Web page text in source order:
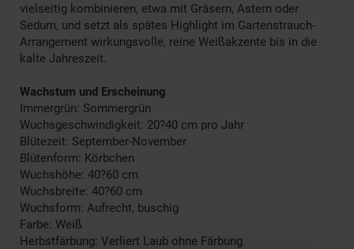
vielseitig kombinieren, etwa mit Gräsern, Astern oder
Sedum, und setzt als spätes Highlight im Gartenstrauch-
Arrangement wirkungsvolle, reine Weißakzente bis in die
kalte Jahreszeit.
Wachstum und Erscheinung
Immergrün: Sommergrün
Wuchsgeschwindigkeit: 20?40 cm pro Jahr
Blütezeit: September-November
Blütenform: Körbchen
Wuchshöhe: 40?60 cm
Wuchsbreite: 40?60 cm
Wuchsform: Aufrecht, buschig
Farbe: Weiß
Herbstfärbung: Verliert Laub ohne Färbung